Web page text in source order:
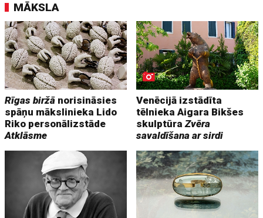
MĀKSLA
Rīgas biržā norisināsies
spāņu mākslinieka Lido
Riko personālizstāde
Atklāsme
Venēcijā izstādīta
tēlnieka Aigara Bikšes
skulptūraZvēra
savaldīšana ar sirdi